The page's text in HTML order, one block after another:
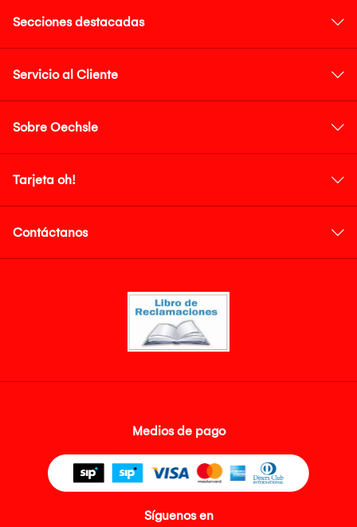
Secciones destacadas
Servicio al Cliente
Sobre Oechsle
Tarjeta oh!
Contáctanos
Medios de pago
Síguenos en